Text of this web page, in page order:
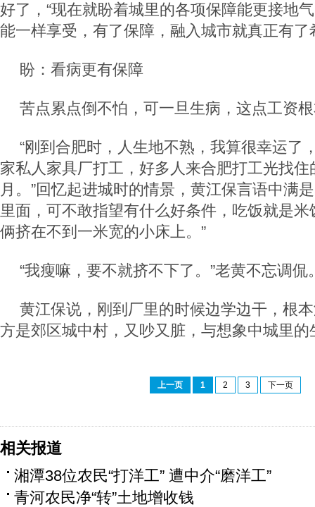
好了，“现在就盼着城里的各项保障能更接地
能一样享受，有了保障，融入城市就真正有了
盼：看病更有保障
苦点累点倒不怕，可一旦生病，这点工资
“刚到合肥时，人生地不熟，我算很幸运了
家私人家具厂打工，好多人来合肥打工光找
月。”回忆起进城时的情景，黄江保言语中满
里面，可不敢指望有什么好条件，吃饭就是
俩挤在不到一米宽的小床上。”
“我瘦嘛，要不就挤不下了。”老黄不忘调侃
黄江保说，刚到厂里的时候边学边干，根
方是郊区城中村，又吵又脏，与想象中城里的
上一页 1 2 3 下一页
相关报道
湘潭38位农民“打洋工” 遭中介“磨洋工”
青河农民净“转”土地增收钱